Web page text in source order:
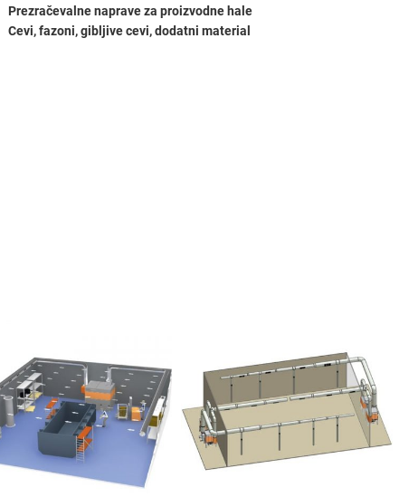
Prezračevalne naprave za proizvodne hale
Cevi, fazoni, gibljive cevi, dodatni material